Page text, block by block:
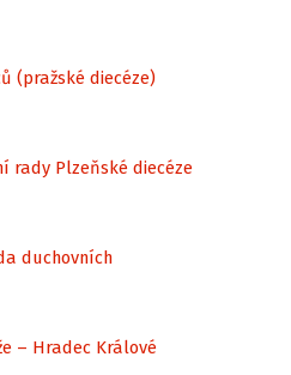
(pražské diecéze)
rady Plzeňské diecéze
duchovních
– Hradec Králové